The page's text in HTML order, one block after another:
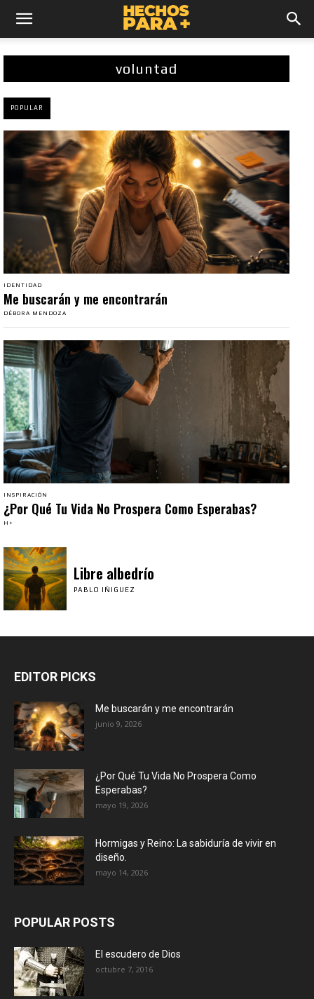
voluntad
POPULAR
IDENTIDAD
Me buscarán y me encontrarán
DÉBORA MENDOZA
INSPIRACIÓN
¿Por Qué Tu Vida No Prospera Como Esperabas?
H+
Libre albedrío
PABLO IÑIGUEZ
EDITOR PICKS
Me buscarán y me encontrarán
junio 9, 2026
¿Por Qué Tu Vida No Prospera Como
Esperabas?
mayo 19, 2026
Hormigas y Reino: La sabiduría de vivir en
diseño.
mayo 14, 2026
POPULAR POSTS
El escudero de Dios
octubre 7, 2016